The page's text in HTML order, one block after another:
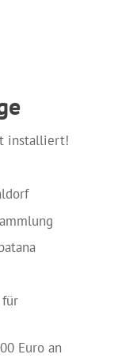
installiert!
Euro an